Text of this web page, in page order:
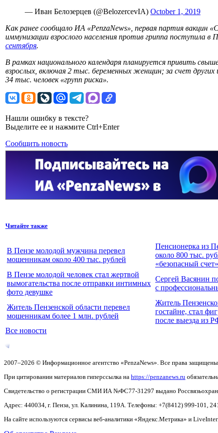
— Иван Белозерцев (@BelozercevIA) October 1, 2019
Как ранее сообщало ИА «PenzaNews», первая партия вакцин
иммунизации взрослого населения против гриппа поступила в
сентября.
В рамках национального календаря планируется привить
взрослых, включая 2 тыс. беременных женщин; за счет
34 тыс. человек «групп риска».
Нашли ошибку в тексте?
Выделите ее и нажмите Ctrl+Enter
Сообщить новость
Читайте также
В Пензе молодой мужчина перевел
мошенникам около 400 тыс. рублей
Пенсионерка из
около 800 тыс.
«безопасный счет»
В Пензе молодой человек стал жертвой
вымогательства после отправки интимных
фото девушке
Сергей Васянин
с
Житель Пензенской области перевел
мошенникам более 1 млн. рублей
Житель
гостайне, стал
после выезда из
Все новости
2007–2026 © Информационное агентство «PenzaNews». Все права
При цитировании материалов гиперссылка на https://penzanews.ru
Свидетельство о регистрации СМИ ИА №ФС77-31297 выдано
Адрес: 440034, г. Пенза, ул. Калинина, 119А. Телефоны: +7(8412) 999-101,
На сайте используются сервисы веб-аналитики «Яндекс.Метрика» и